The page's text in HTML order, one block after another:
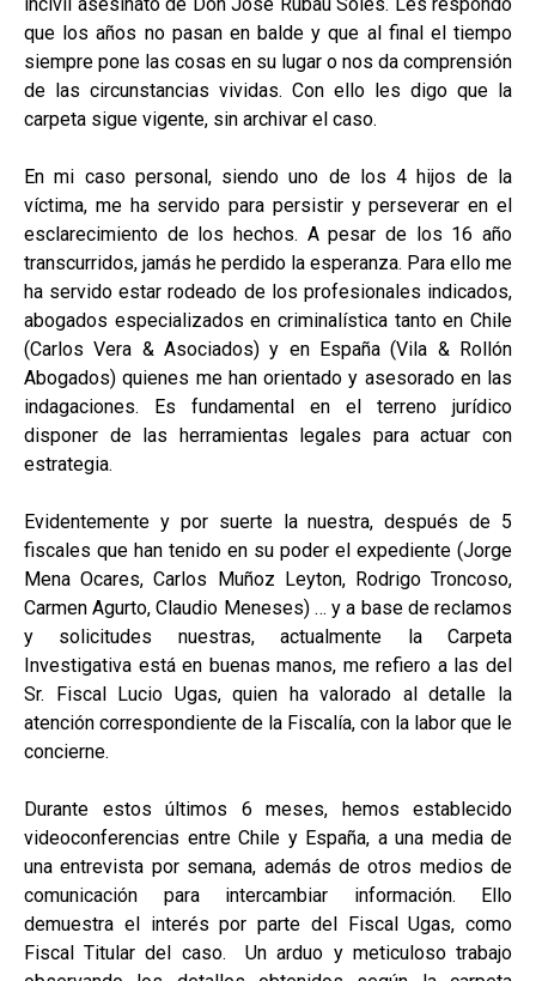
incivil asesinato de Don José Rubau Solés. Les respondo
que los años no pasan en balde y que al final el tiempo
siempre pone las cosas en su lugar o nos da comprensión
de las circunstancias vividas. Con ello les digo que la
carpeta sigue vigente, sin archivar el caso.
En mi caso personal, siendo uno de los 4 hijos de la
víctima, me ha servido para persistir y perseverar en el
esclarecimiento de los hechos. A pesar de los 16 año
transcurridos, jamás he perdido la esperanza. Para ello me
ha servido estar rodeado de los profesionales indicados,
abogados especializados en criminalística tanto en Chile
(Carlos Vera & Asociados) y en España (Vila & Rollón
Abogados) quienes me han orientado y asesorado en las
indagaciones. Es fundamental en el terreno jurídico
disponer de las herramientas legales para actuar con
estrategia.
Evidentemente y por suerte la nuestra, después de 5
fiscales que han tenido en su poder el expediente (Jorge
Mena Ocares, Carlos Muñoz Leyton, Rodrigo Troncoso,
Carmen Agurto, Claudio Meneses) … y a base de reclamos
y solicitudes nuestras, actualmente la Carpeta
Investigativa está en buenas manos, me refiero a las del
Sr. Fiscal Lucio Ugas, quien ha valorado al detalle la
atención correspondiente de la Fiscalía, con la labor que le
concierne.
Durante estos últimos 6 meses, hemos establecido
videoconferencias entre Chile y España, a una media de
una entrevista por semana, además de otros medios de
comunicación para intercambiar información. Ello
demuestra el interés por parte del Fiscal Ugas, como
Fiscal Titular del caso. Un arduo y meticuloso trabajo